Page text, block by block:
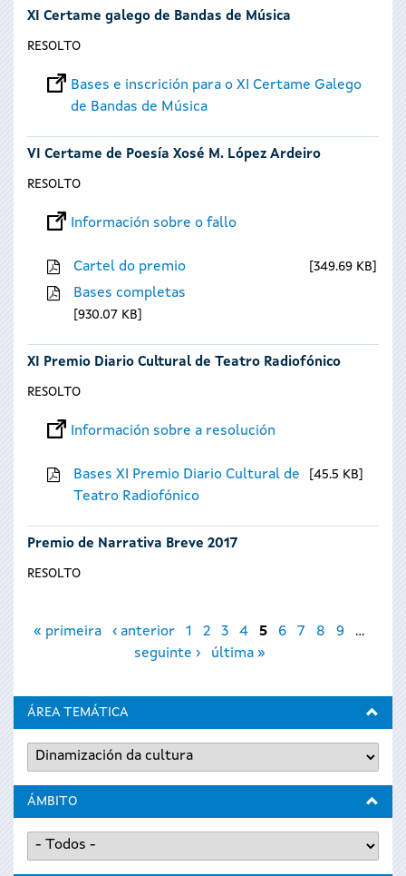
XI Certame galego de Bandas de Música
RESOLTO
Bases e inscrición para o XI Certame Galego
de Bandas de Música
VI Certame de Poesía Xosé M. López Ardeiro
RESOLTO
Información sobre o fallo
Cartel do premio 349.69 KB
Bases completas
930.07 KB
XI Premio Diario Cultural de Teatro Radiofónico
RESOLTO
Información sobre a resolución
Bases XI Premio Diario Cultural de
Teatro Radiofónico
45.5 KB
Premio de Narrativa Breve 2017
RESOLTO
Páxinas
« primeira ‹ anterior 1 2 3 4 5 6 7 8 9
…
seguinte ›
última »
ÁREA TEMÁTICA
ÁMBITO